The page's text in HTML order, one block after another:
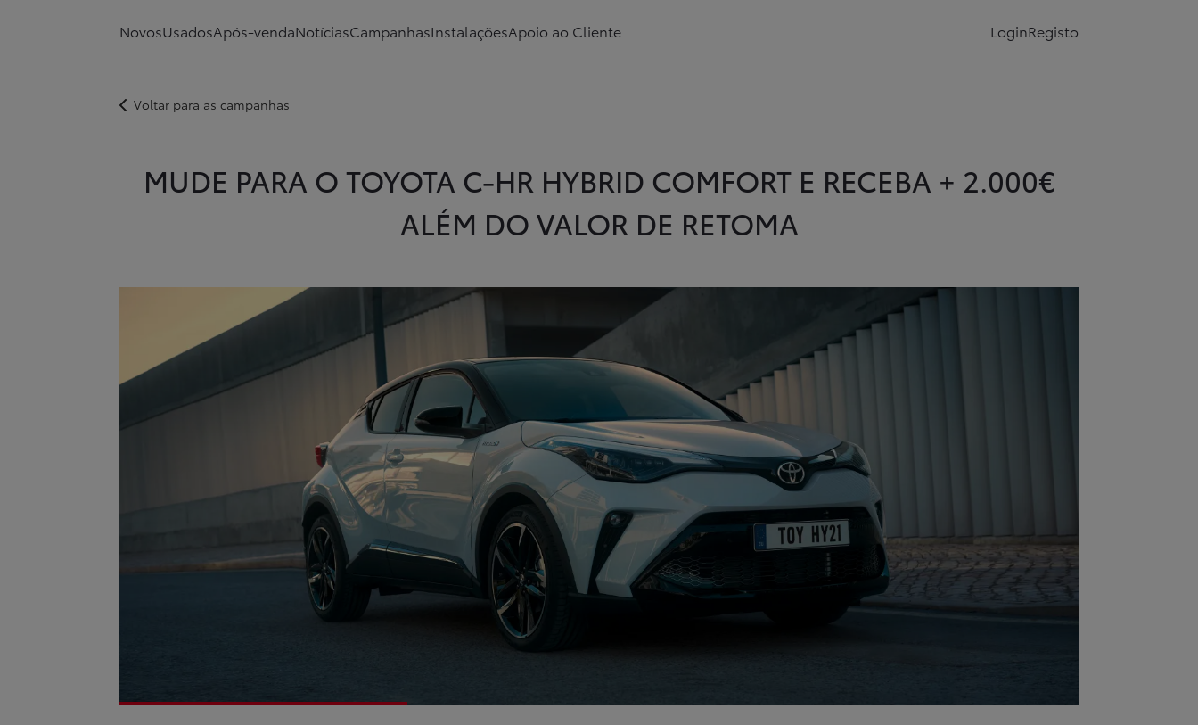
NovosUsadosApós-vendaNotíciasCampanhasInstalaçõesApoio ao Cliente LoginRegisto
Voltar para as campanhas
MUDE PARA O TOYOTA C-HR HYBRID COMFORT E RECEBA + 2.000€
ALÉM DO VALOR DE RETOMA